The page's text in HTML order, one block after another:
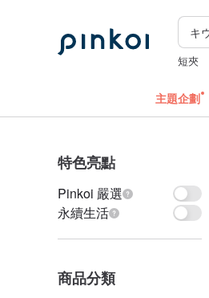
短夾
主題企劃
特色亮點
Pinkoi 嚴選
永續生活
商品分類